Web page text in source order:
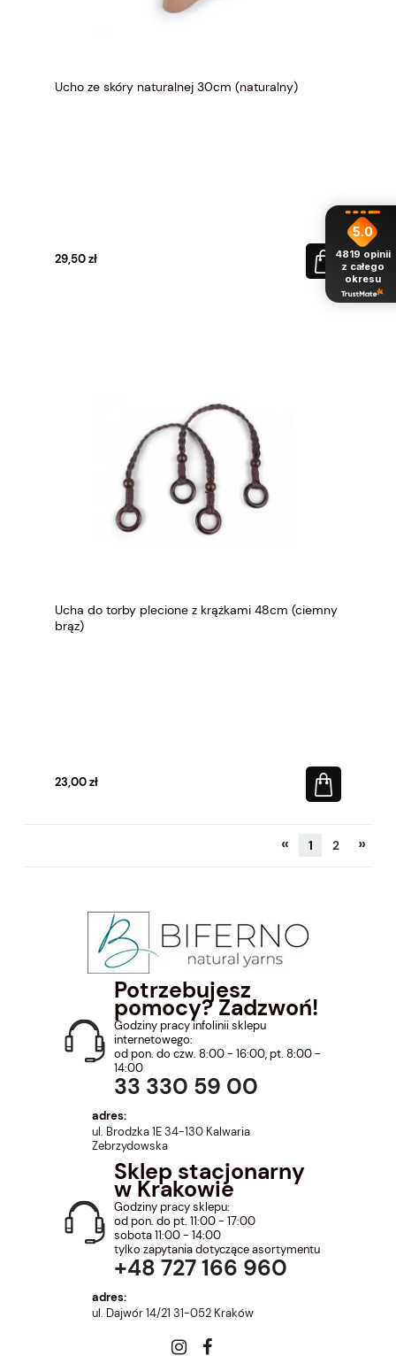
Ucho ze skóry naturalnej 30cm (naturalny)
29,50 zł
Ucha do torby plecione z krążkami 48cm (ciemny
brąz)
23,00 zł
« 1 2 »
Potrzebujesz
pomocy? Zadzwoń!
Godziny pracy infolinii sklepu
internetowego:
od pon. do czw. 8:00 - 16:00, pt. 8:00 -
14:00
33 330 59 00
adres:
ul. Brodzka 1E 34-130 Kalwaria
Zebrzydowska
Sklep stacjonarny
w Krakowie
Godziny pracy sklepu:
od pon. do pt. 11:00 - 17:00
sobota 11:00 - 14:00
tylko zapytania dotyczące asortymentu
+48 727 166 960
adres:
ul. Dajwór 14/21 31-052 Kraków
5.0
4819 opinii
z całego
okresu